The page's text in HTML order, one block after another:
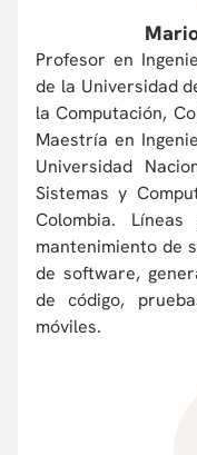
Profesor en
de la Universidad
la Computación,
Maestría en
Universidad
Sistemas y
Colombia.
mantenimiento de
de software,
de código,
móviles.